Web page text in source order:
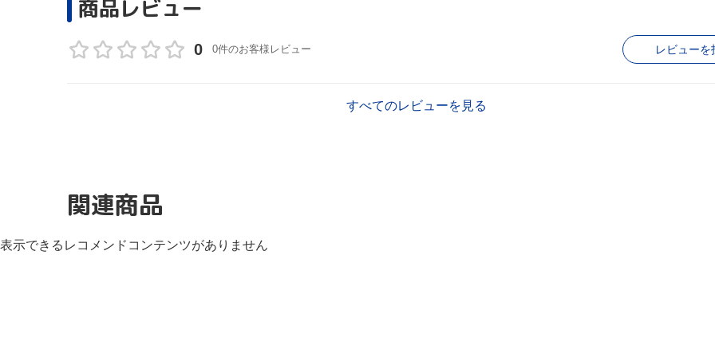
商品レビュー
0 0件のお客様レビュー レビューを
すべてのレビューを見る
関連商品
表示できるレコメンドコンテンツがありません